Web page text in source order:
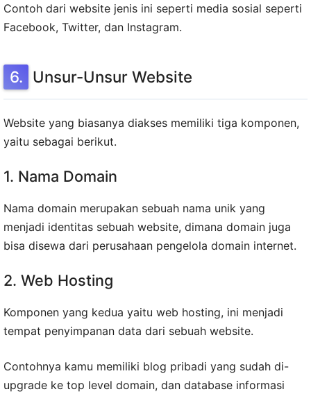
Contoh dari website jenis ini seperti media sosial seperti
Facebook, Twitter, dan Instagram.
Unsur-Unsur Website
Website yang biasanya diakses memiliki tiga komponen,
yaitu sebagai berikut.
1. Nama Domain
Nama domain merupakan sebuah nama unik yang
menjadi identitas sebuah website, dimana domain juga
bisa disewa dari perusahaan pengelola domain internet.
2. Web Hosting
Komponen yang kedua yaitu web hosting, ini menjadi
tempat penyimpanan data dari sebuah website.
Contohnya kamu memiliki blog pribadi yang sudah di-
upgrade ke top level domain, dan database informasi